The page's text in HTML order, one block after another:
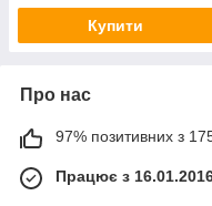
Купити
Про нас
97% позитивних з 175
Працює з